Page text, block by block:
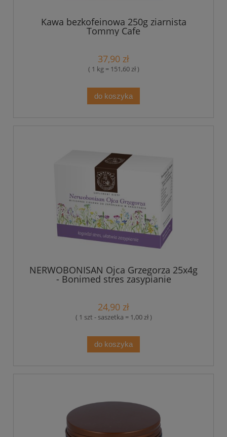
Kawa bezkofeinowa 250g ziarnista
Tommy Cafe
37,90 zł
( 1 kg = 151,60 zł )
do koszyka
NERWOBONISAN Ojca Grzegorza 25x4g
- Bonimed stres zasypianie
24,90 zł
( 1 szt - saszetka = 1,00 zł )
do koszyka